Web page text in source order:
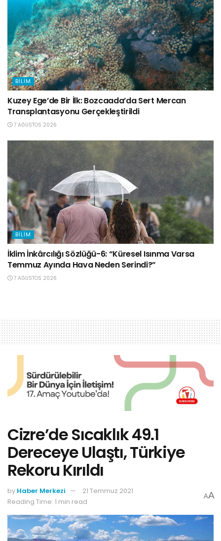
BILIM
Kuzey Ege’de Bir İlk: Bozcaada’da Sert Mercan
Transplantasyonu Gerçekleştirildi
7 AĞUSTOS 2026
BILIM
İklim İnkârcılığı Sözlüğü-6: “Küresel Isınma Varsa
Temmuz Ayında Hava Neden Serindi?”
7 AĞUSTOS 2026
Cizre’de Sıcaklık 49.1
Dereceye Ulaştı, Türkiye
Rekoru Kırıldı
by Haber Merkezi
21 Temmuz 2021
Reading Time: 1 min read
AA